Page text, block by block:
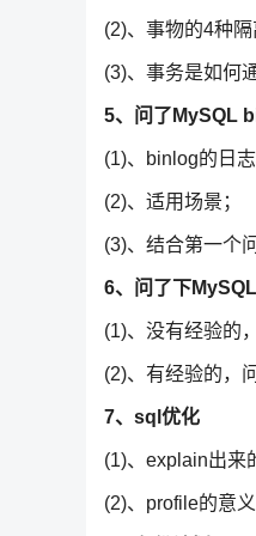
(2)、事物的4种隔
(3)、事务是如何
5、问了MySQL
(1)、binlog的日
(2)、适用场景；
(3)、结合第一个
6、问了下
(1)、没有经验的
(2)、有经验的，
7、sql优化
(1)、explain出来
(2)、profile的意